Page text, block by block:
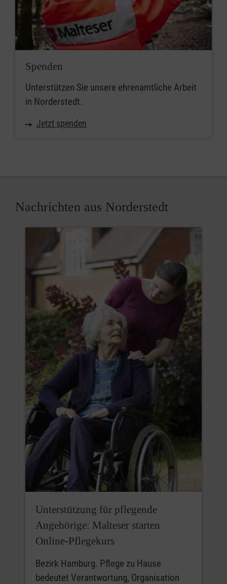
Spenden
Unterstützen Sie unsere ehrenamtliche Arbeit
in Norderstedt.
Jetzt spenden
Nachrichten aus Norderstedt
Unterstützung für pflegende
Angehörige: Malteser starten
Online‑Pflegekurs
Bezirk Hamburg. Pflege zu Hause
bedeutet Verantwortung, Organisation